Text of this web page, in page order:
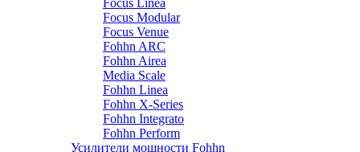
Focus Modular
Focus Venue
Fohhn ARC
Fohhn Airea
Media Scale
Fohhn Linea
Fohhn X-Series
Fohhn Integrato
Fohhn Perform
Усилители мощности Fohhn